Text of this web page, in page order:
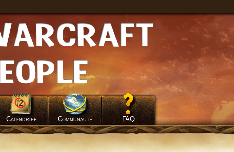
Calendrier Communauté FAQ